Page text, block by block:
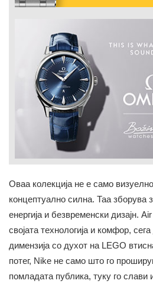
Оваа колекција не е само
концептуално силна. Таа зборува
енергија и безвременски дизајн.
својата технологија и комфор,
димензија со духот на LEGO
потег, Nike не само што го
помладата публика, туку го слави